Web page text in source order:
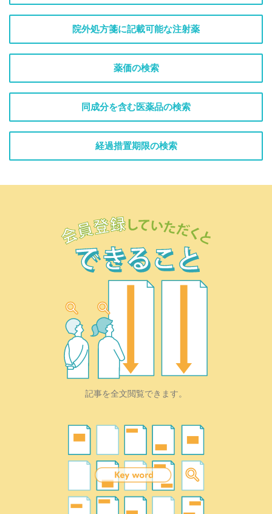
院外処方箋に記載可能な注射薬
薬価の検索
同成分を含む医薬品の検索
経過措置期限の検索
記事を全文閲覧できます。